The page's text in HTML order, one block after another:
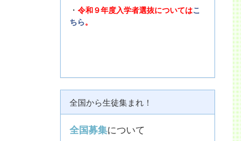
・ 令和９年度入学者選抜についてはこ
ちら。
全国から生徒集まれ！
全国募集について